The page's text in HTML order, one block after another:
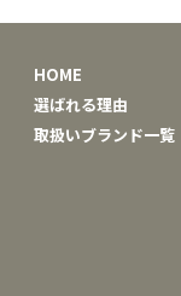
HOME
選ばれる理由
取扱いブランド一覧